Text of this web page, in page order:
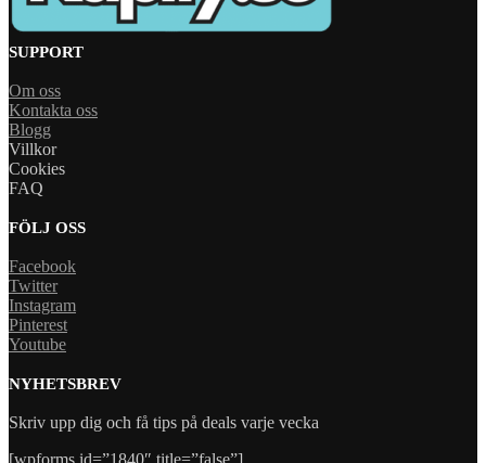
SUPPORT
Om oss
Kontakta oss
Blogg
Villkor
Cookies
FAQ
FÖLJ OSS
Facebook
Twitter
Instagram
Pinterest
Youtube
NYHETSBREV
Skriv upp dig och få tips på deals varje vecka